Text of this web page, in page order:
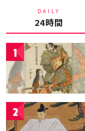
DAILY
24時間
1
2